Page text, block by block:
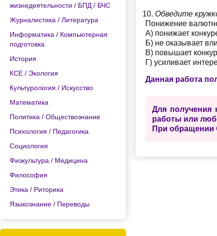
жизнедеятельности / БПД / БЧС
Журналистика / Литература
Информатика / Компьютерная
подготовка
История
КСЕ / Экология
Культурология / Искусство
Математика
Политика / Обществознание
Психология / Педагогика
Социология
Физкультура / Медицина
Философия
Этика / Риторика
Языкознание / Переводы
Обведите
Понижение
А) понижает
Б) не оказывает
В) повышает
Г) усиливает
Данная работа
Для получения
работы или
При обращении